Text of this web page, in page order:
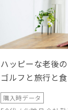
ハッピーな老後
ゴルフと旅行と
購入時データ